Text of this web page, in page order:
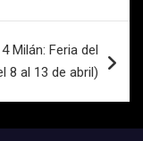
Milán: Feria del
8 al 13 de abril)